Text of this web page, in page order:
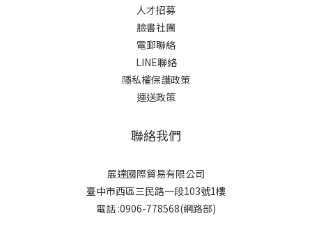
人才招募
臉書社團
電郵聯絡
LINE聯絡
隱私權保護政策
運送政策
聯絡我們
展達國際貿易有限公司
臺中市西區三民路一段103號1樓
電話 :0906-778568(網路部)